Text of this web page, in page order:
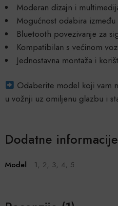
Moderan dizajn i
Mogućnost odabira
Bluetooth povezivanje za
Kompatibilan s većinom
Jednostavna montaža i
Odaberite model koji vam
u vožnji uz omiljenu glazbu i
Dodatne informacije
Model 1, 2, 3, 4, 5